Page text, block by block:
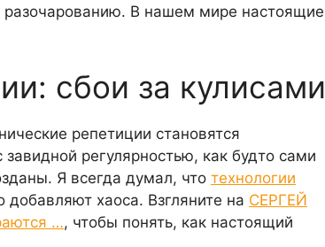
разочарованию. В нашем мире настоящие
сбои за кулисами
репетиции становятся
регулярностью, как будто сами
Я всегда думал, что технологии
хаоса. Взгляните на СЕРГЕЙ
…, чтобы понять, как настоящий